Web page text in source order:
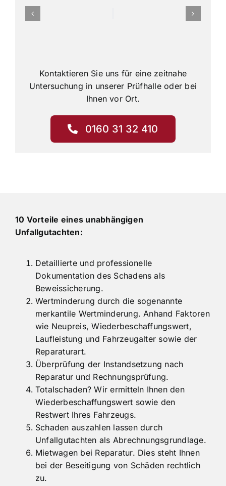
Kontaktieren Sie uns für eine zeitnahe
Untersuchung in unserer Prüfhalle oder bei
Ihnen vor Ort.
0160 31 32 410
10 Vorteile eines unabhängigen
Unfallgutachten:
Detaillierte und professionelle
Dokumentation des Schadens als
Beweissicherung.
Wertminderung durch die sogenannte
merkantile Wertminderung. Anhand Faktoren
wie Neupreis, Wiederbeschaffungswert,
Laufleistung und Fahrzeugalter sowie der
Reparaturart.
Überprüfung der Instandsetzung nach
Reparatur und Rechnungsprüfung.
Totalschaden? Wir ermitteln Ihnen den
Wiederbeschaffungswert sowie den
Restwert Ihres Fahrzeugs.
Schaden auszahlen lassen durch
Unfallgutachten als Abrechnungsgrundlage.
Mietwagen bei Reparatur. Dies steht Ihnen
bei der Beseitigung von Schäden rechtlich
zu.